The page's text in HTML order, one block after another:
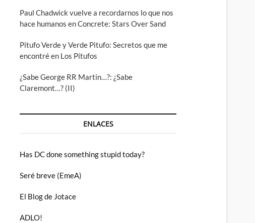
Paul Chadwick vuelve a recordarnos lo que nos
hace humanos en Concrete: Stars Over Sand
Pitufo Verde y Verde Pitufo: Secretos que me
encontré en Los Pitufos
¿Sabe George RR Martin…?: ¿Sabe
Claremont…? (II)
ENLACES
Has DC done something stupid today?
Seré breve (EmeA)
El Blog de Jotace
ADLO!